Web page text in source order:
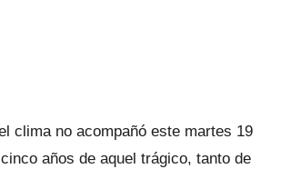
clima no acompañó este martes 19
años de aquel trágico, tanto de